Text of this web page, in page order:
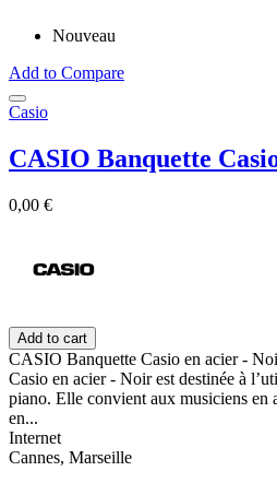
Nouveau
Add to Compare
Casio
CASIO Banquette
0,00 €
Add to cart
CASIO Banquette Casio en acier -
Casio en acier - Noir est destinée à
piano. Elle convient aux musiciens en
en...
Internet
Cannes, Marseille